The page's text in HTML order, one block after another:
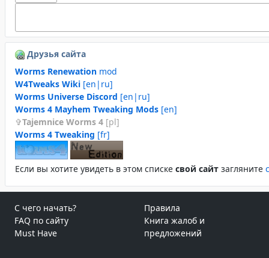
Друзья сайта
Worms Renewation mod
W4Tweaks Wiki [en|ru]
Worms Universe Discord [en|ru]
Worms 4 Mayhem Tweaking Mods [en]
Tajemnice Worms 4 [pl]
Worms 4 Tweaking [fr]
Если вы хотите увидеть в этом спиcке свой сайт загляните
С чего начать?
FAQ по сайту
Must Have
Правила
Книга жалоб и
предложений